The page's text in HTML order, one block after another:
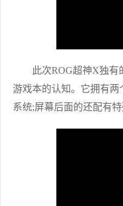
此次ROG超神X独有
游戏本的认知。它拥有两
系统;屏幕后面的还配有